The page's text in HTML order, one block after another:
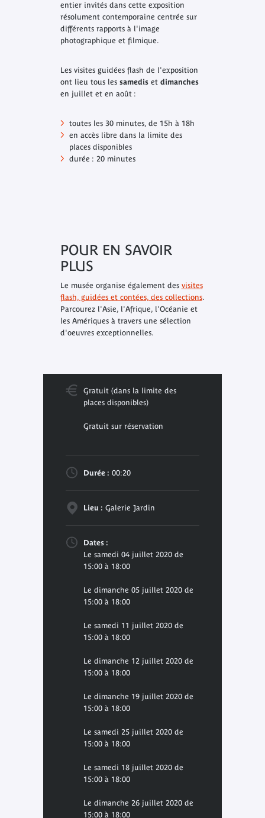
entier invités dans cette exposition
résolument contemporaine centrée sur
différents rapports à l'image
photographique et filmique.
Les visites guidées flash de l'exposition
ont lieu tous les samedis et dimanches
en juillet et en août :
toutes les 30 minutes, de 15h à 18h
en accès libre dans la limite des
places disponibles
durée : 20 minutes
POUR EN SAVOIR
PLUS
Le musée organise également des visites
flash, guidées et contées, des collections.
Parcourez l'Asie, l'Afrique, l'Océanie et
les Amériques à travers une sélection
d'oeuvres exceptionnelles.
Gratuit (dans la limite des
places disponibles)
Gratuit sur réservation
Durée : 00:20
Lieu : Galerie Jardin
Dates :
Le samedi 04 juillet 2020 de
15:00 à 18:00
Le dimanche 05 juillet 2020 de
15:00 à 18:00
Le samedi 11 juillet 2020 de
15:00 à 18:00
Le dimanche 12 juillet 2020 de
15:00 à 18:00
Le dimanche 19 juillet 2020 de
15:00 à 18:00
Le samedi 25 juillet 2020 de
15:00 à 18:00
Le samedi 18 juillet 2020 de
15:00 à 18:00
Le dimanche 26 juillet 2020 de
15:00 à 18:00